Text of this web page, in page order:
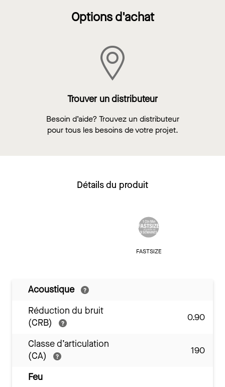
Options d'achat
Trouver un distributeur
Besoin d’aide? Trouvez un distributeur
pour tous les besoins de votre projet.
Détails du produit
FASTSIZE
Acoustique
Réduction du bruit
(CRB)
0.90
Classe d’articulation
(CA)
190
Feu